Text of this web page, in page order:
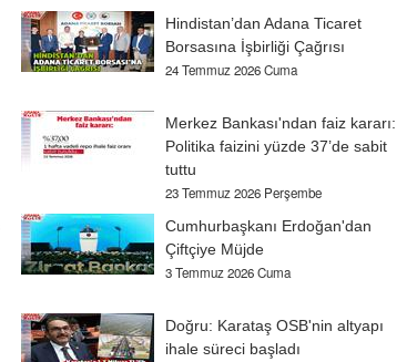
Hindistan’dan Adana Ticaret
Borsasına İşbirliği Çağrısı
24 Temmuz 2026 Cuma
Merkez Bankası'ndan faiz kararı:
Politika faizini yüzde 37’de sabit
tuttu
23 Temmuz 2026 Perşembe
Cumhurbaşkanı Erdoğan'dan
Çiftçiye Müjde
3 Temmuz 2026 Cuma
Doğru: Karataş OSB'nin altyapı
ihale süreci başladı